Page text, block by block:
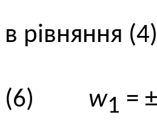
в рівняння
(6) w1 = ±